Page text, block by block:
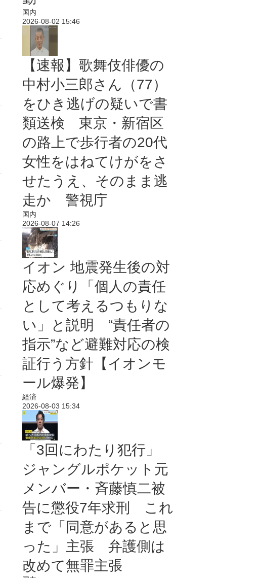
国内
2026-08-02 15:46
【速報】歌舞伎俳優の
中村小三郎さん（77）
をひき逃げの疑いで書
類送検 東京・新宿区
の路上で歩行者の20代
女性をはねてけがをさ
せたうえ、そのまま逃
走か 警視庁
国内
2026-08-07 14:26
イオン 地震発生後の対
応めぐり「個人の責任
として考えるつもりな
い」と説明 “責任者の
指示”など避難対応の検
証行う方針【イオンモ
ール爆発】
経済
2026-08-03 15:34
「3回にわたり犯行」
ジャングルポケット元
メンバー・斉藤慎二被
告に懲役7年求刑 これ
まで「同意があると思
った」主張 弁護側は
改めて無罪主張